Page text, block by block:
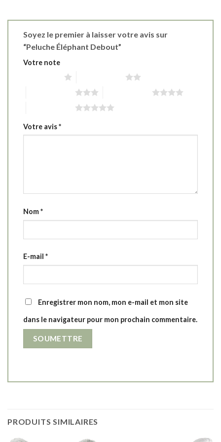
Soyez le premier à laisser votre avis sur
“Peluche Éléphant Debout”
Votre note
Votre avis*
Nom*
E-mail *
Enregistrer mon nom, mon e-mail et mon site
dans le navigateur pour mon prochain commentaire.
PRODUITS SIMILAIRES